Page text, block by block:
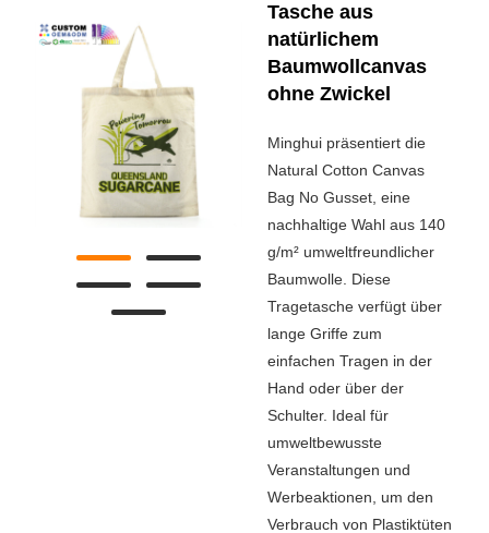
Tasche aus
natürlichem
Baumwollcanvas
ohne Zwickel
Minghui präsentiert die
Natural Cotton Canvas
Bag No Gusset, eine
nachhaltige Wahl aus 140
g/m² umweltfreundlicher
Baumwolle. Diese
Tragetasche verfügt über
lange Griffe zum
einfachen Tragen in der
Hand oder über der
Schulter. Ideal für
umweltbewusste
Veranstaltungen und
Werbeaktionen, um den
Verbrauch von Plastiktüten